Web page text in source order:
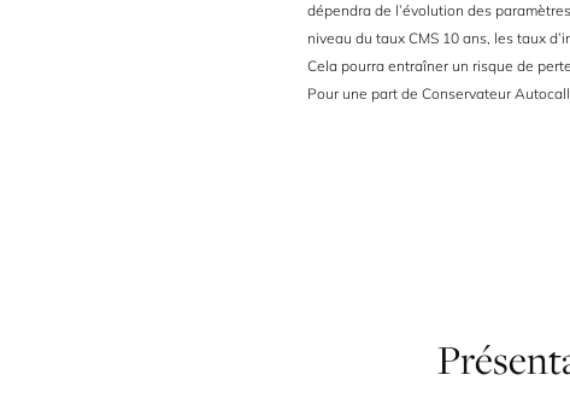
dépendra de l’évolution des
niveau du taux CMS 10 ans, les taux
Cela pourra entraîner un risque de
Pour une part de Conservateur